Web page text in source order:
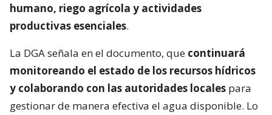
humano, riego agrícola y actividades
productivas esenciales.
La DGA señala en el documento, que continuará
monitoreando el estado de los recursos hídricos
y colaborando con las autoridades locales para
gestionar de manera efectiva el agua disponible. Lo